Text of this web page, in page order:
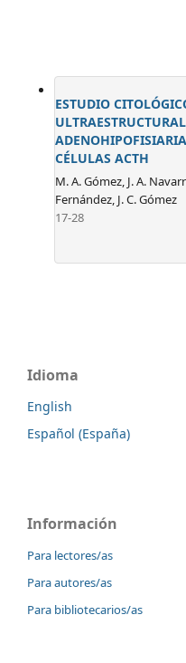
ESTUDIO
CÉLULAS ACTH
M. A. Gómez, J. A.
Fernández, J. C. Gómez
17-28
Idioma
English
Español (España)
Información
Para lectores/as
Para autores/as
Para bibliotecarios/as